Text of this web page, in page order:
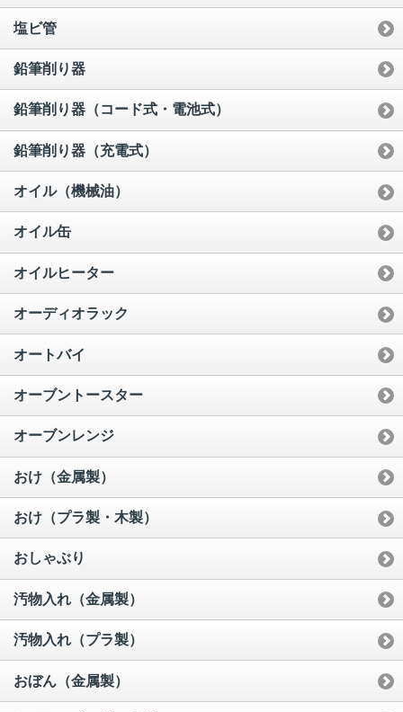
塩ビ管
鉛筆削り器
鉛筆削り器（コード式・電池式）
鉛筆削り器（充電式）
オイル（機械油）
オイル缶
オイルヒーター
オーディオラック
オートバイ
オーブントースター
オーブンレンジ
おけ（金属製）
おけ（プラ製・木製）
おしゃぶり
汚物入れ（金属製）
汚物入れ（プラ製）
おぼん（金属製）